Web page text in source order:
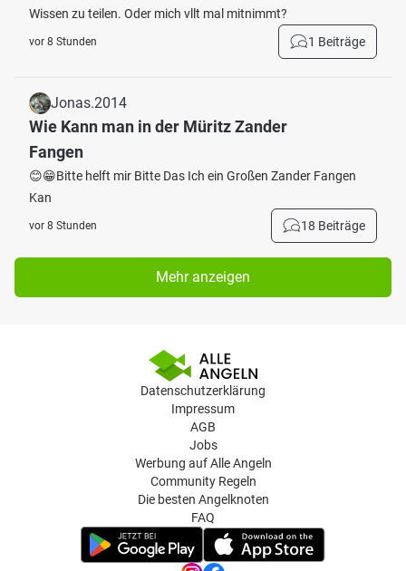
Wissen zu teilen. Oder mich vllt mal mitnimmt?
vor 8 Stunden 1 Beiträge
Jonas.2014
Wie Kann man in der Müritz Zander
Fangen
😊😁Bitte helft mir Bitte Das Ich ein Großen Zander Fangen
Kan
vor 8 Stunden 18 Beiträge
Mehr anzeigen
Datenschutzerklärung
Impressum
AGB
Jobs
Werbung auf Alle Angeln
Community Regeln
Die besten Angelknoten
FAQ